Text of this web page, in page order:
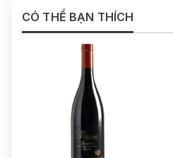
CÓ THỂ BẠN THÍCH